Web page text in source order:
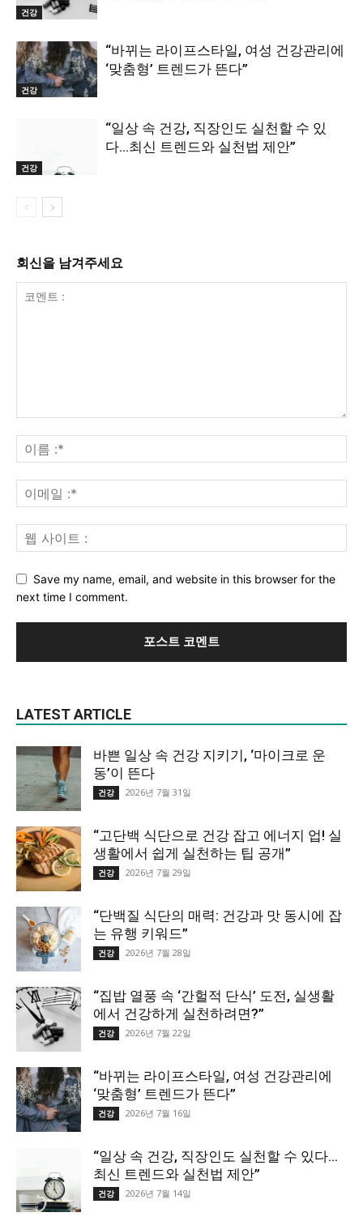
건강
건강
“바뀌는 라이프스타일, 여성 건강관리에
‘맞춤형’ 트렌드가 뜬다”
건강
“일상 속 건강, 직장인도 실천할 수 있
다…최신 트렌드와 실천법 제안”
회신을 남겨주세요
Save my name, email, and website in this browser for the
next time I comment.
LATEST ARTICLE
바쁜 일상 속 건강 지키기, ‘마이크로 운
동’이 뜬다
건강 2026년 7월 31일
“고단백 식단으로 건강 잡고 에너지 업! 실
생활에서 쉽게 실천하는 팁 공개”
건강 2026년 7월 29일
“단백질 식단의 매력: 건강과 맛 동시에 잡
는 유행 키워드”
건강 2026년 7월 28일
“집밥 열풍 속 ‘간헐적 단식’ 도전, 실생활
에서 건강하게 실천하려면?”
건강 2026년 7월 22일
“바뀌는 라이프스타일, 여성 건강관리에
‘맞춤형’ 트렌드가 뜬다”
건강 2026년 7월 16일
“일상 속 건강, 직장인도 실천할 수 있다…
최신 트렌드와 실천법 제안”
건강 2026년 7월 14일